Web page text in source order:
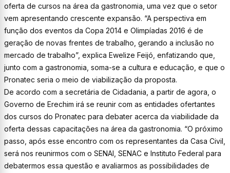
oferta de cursos na área da gastronomia, uma vez que o setor
vem apresentando crescente expansão. “A perspectiva em
função dos eventos da Copa 2014 e Olimpíadas 2016 é de
geração de novas frentes de trabalho, gerando a inclusão no
mercado de trabalho”, explica Ewelize Feijó, enfatizando que,
junto com a gastronomia, soma-se a cultura e educação, e que o
Pronatec seria o meio de viabilização da proposta.
De acordo com a secretária de Cidadania, a partir de agora, o
Governo de Erechim irá se reunir com as entidades ofertantes
dos cursos do Pronatec para debater acerca da viabilidade da
oferta dessas capacitações na área da gastronomia. “O próximo
passo, após esse encontro com os representantes da Casa Civil,
será nos reunirmos com o SENAI, SENAC e Instituto Federal para
debatermos essa questão e avaliarmos as possibilidades de